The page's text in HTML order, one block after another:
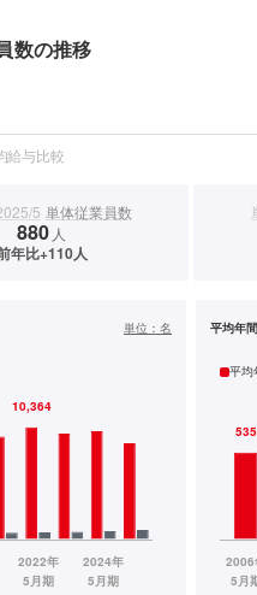
数の推移
給与比較
5 単体従業員数
880 人
年比+110人
単位： 名 平均年
平均